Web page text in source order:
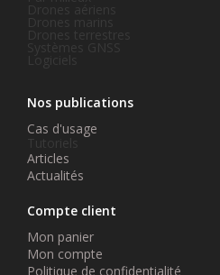
Drones aériens
Drones marins
Drones terrestres
Systèmes GNSS
Logiciels
Nos publications
Cas d'usage
Tutoriels
Articles
Actualités
Compte client
Mon panier
Mon compte
Politique de confidentialité